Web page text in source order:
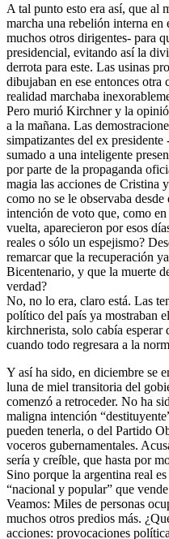
A tal punto esto era así, que al
marcha una rebelión interna
muchos otros dirigentes- para
presidencial, evitando así la
derrota para este. Las usinas
dibujaban en ese entonces otra
realidad marchaba
Pero murió Kirchner y la
a la mañana. Las
simpatizantes del ex
sumado a una inteligente
por parte de la propaganda
magia las acciones de Cristina
como no se le observaba
intención de voto que, como
vuelta, aparecieron por esos
reales o sólo un espejismo?
remarcar que la recuperación
Bicentenario, y que la muerte
verdad?
No, no lo era, claro está. Las
político del país ya mostraban
kirchnerista, solo cabía esperar
cuando todo regresara a la
Y así ha sido, en diciembre se
luna de miel transitoria del
comenzó a retroceder. No ha
maligna intención
pueden tenerla, o del Partido
voceros gubernamentales.
sería y creíble, que hasta por
Sino porque la argentina real
“nacional y popular” que
Veamos: Miles de personas
muchos otros predios más.
acciones: provocaciones